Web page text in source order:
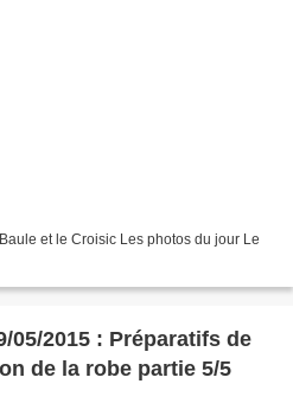
et le Croisic Les photos du jour Le
05/2015 : Préparatifs de
de la robe partie 5/5